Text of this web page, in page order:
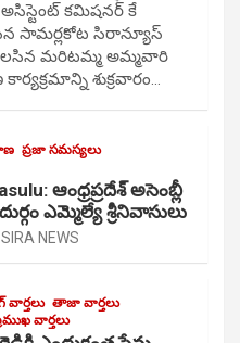
కమిషనర్ కే
సామర్లకోట సిరాన్యూస్
వెలసిన మరిటమ్మ అమ్మవారి
శుక్రవారం…
ప్రజా సమస్యలు
ఆంధ్రప్రదేశ్ అసెంబ్లీ
ఎమ్మెల్యే శ్రీనివాసులు
SIRA NEWS
వార్తలు తాజా వార్తలు
వార్తలు